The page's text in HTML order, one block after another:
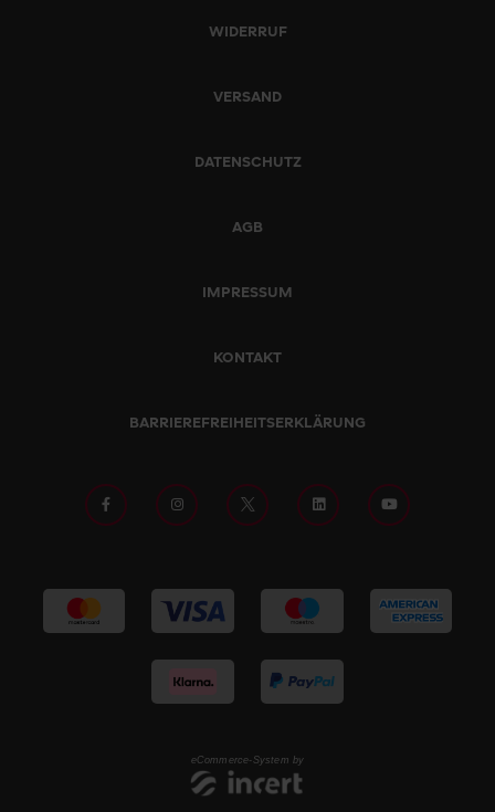
WIDERRUF
VERSAND
DATENSCHUTZ
AGB
IMPRESSUM
KONTAKT
BARRIEREFREIHEITSERKLÄRUNG
eCommerce-System by